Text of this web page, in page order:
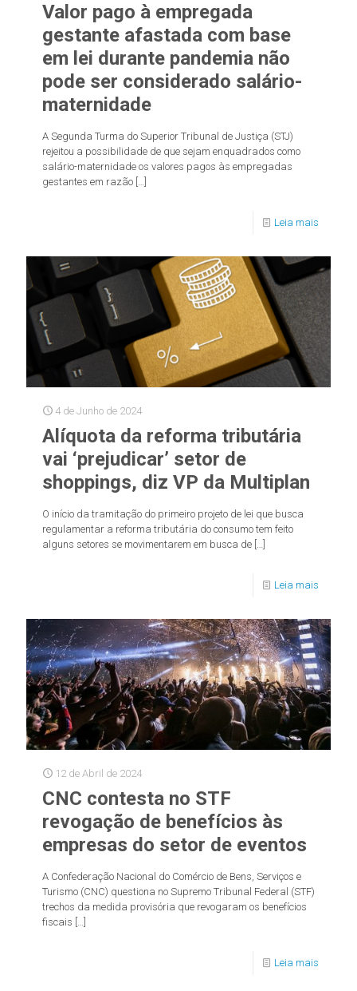
Valor pago à empregada
gestante afastada com base
em lei durante pandemia não
pode ser considerado salário-
maternidade
A Segunda Turma do Superior Tribunal de Justiça (STJ)
rejeitou a possibilidade de que sejam enquadrados como
salário-maternidade os valores pagos às empregadas
gestantes em razão […]
Leia mais
4 de Junho de 2024
Alíquota da reforma tributária
vai ‘prejudicar’ setor de
shoppings, diz VP da Multiplan
O início da tramitação do primeiro projeto de lei que busca
regulamentar a reforma tributária do consumo tem feito
alguns setores se movimentarem em busca de […]
Leia mais
12 de Abril de 2024
CNC contesta no STF
revogação de benefícios às
empresas do setor de eventos
A Confederação Nacional do Comércio de Bens, Serviços e
Turismo (CNC) questiona no Supremo Tribunal Federal (STF)
trechos da medida provisória que revogaram os benefícios
fiscais […]
Leia mais